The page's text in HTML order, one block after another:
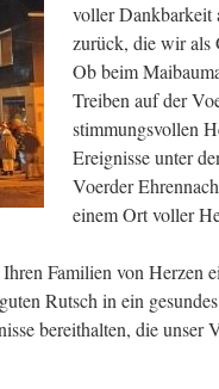
voller Dankbarkeit
zurück, die wir als
Ob beim
Treiben auf der
stimmungsvollen
Ereignisse unter
Voerder
einem Ort voller
Familien von Herzen
Rutsch in ein
bereithalten, die unser